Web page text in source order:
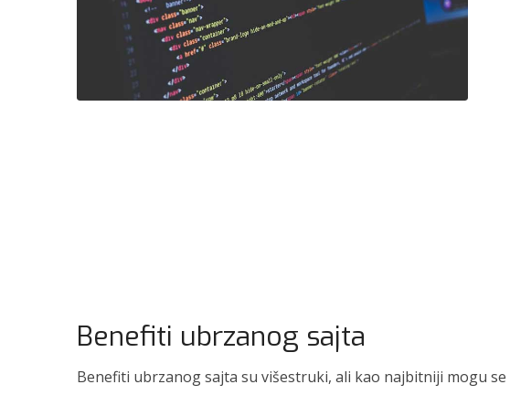
Benefiti ubrzanog sajta
Benefiti ubrzanog sajta su višestruki, ali kao najbitniji mogu se